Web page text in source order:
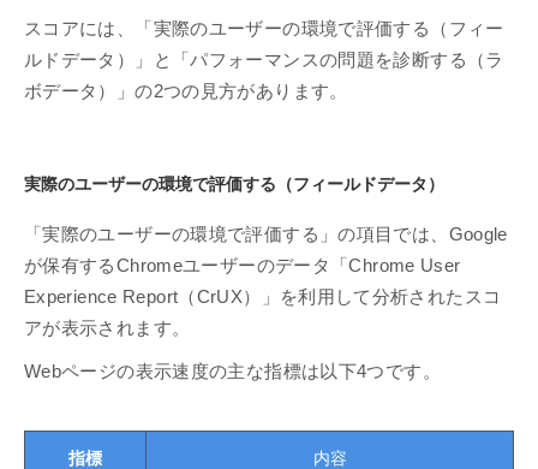
スコアには、「実際のユーザーの環境で評価する（フィー
ルドデータ）」と「パフォーマンスの問題を診断する（ラ
ボデータ）」の2つの見方があります。
実際のユーザーの環境で評価する（フィールドデータ）
「実際のユーザーの環境で評価する」の項目では、Google
が保有するChromeユーザーのデータ「Chrome User
Experience Report（CrUX）」を利用して分析されたスコ
アが表示されます。
Webページの表示速度の主な指標は以下4つです。
指標 内容